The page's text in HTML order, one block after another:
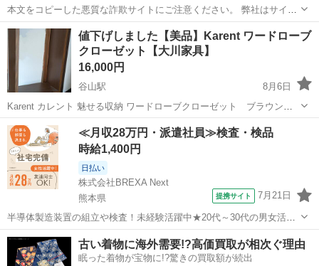
本文をコピーした悪質な詐欺サイトにご注意ください。 弊社はサイト
内でのクレジット決済や銀行振り込みを致しておりません。 リサイク
ルショップどりーむ掲載商品を ご覧下さいまして誠にありがとうござ
います。 どりー...
鹿児島 鹿児島市 工学部前駅 収納家具
値下げしました【美品】Karent ワードローブ
クローゼット【大川家具】
16,000円
谷山駅
8月6日
Karent カレント 魅せる収納 ワードローブクローゼット ブラウン
80cm幅 服吊り 大川家具 kmm-0080 写真の通り、クローゼット部は背
面なしオープン。 衣装収納引き出し2段付。 傷ガタツキもなく、状態
良...
鹿児島 鹿児島市 谷山駅 収納家具 ワードローブ
≪月収28万円・派遣社員≫検査・検品
時給1,400円
日払い
株式会社BREXA Next
熊本県
提携サイト 7月21日
半導体製造装置の組立や検査！未経験活躍中★20代～30代の男女活躍
中★ワンルーム寮完備！赴任旅費会社負担！マイカー通勤OK！無料駐
車場あり！正社員登用あり！《熊本県菊池郡大津町》 人気の工場のお
仕事 ◇半導体製造装置の組立...
熊本 その他
古い着物に海外需要!?高価買取が相次ぐ理由
眠った着物が宝物に!?驚きの買取額が続出